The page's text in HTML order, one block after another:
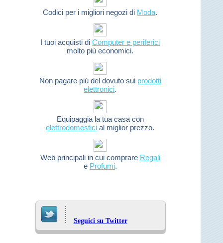
Codici per i migliori negozi di Moda.
I tuoi acquisti diComputer e periferici
molto piú economici.
Non pagare piú del dovuto sui prodotti
elettronici.
Equipaggia la tua casa con
elettrodomestici al miglior prezzo.
Web principali in cui comprare Regali
e Profumi.
Seguici su Twitter